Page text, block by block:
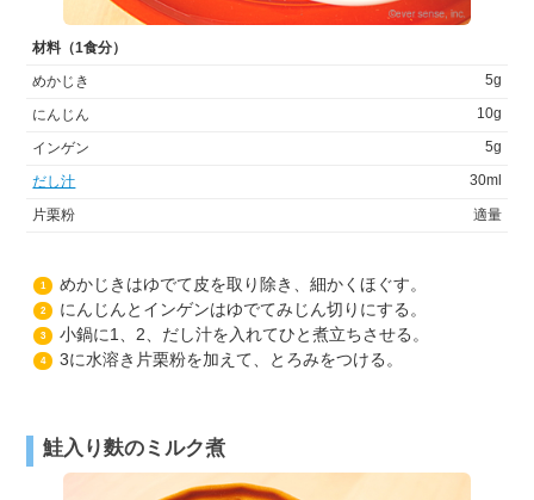
材料（1食分）
めかじき
5g
にんじん 10g
インゲン 5g
だし汁 30ml
片栗粉 適量
1 めかじきはゆでて皮を取り除き、細かくほぐす。
2 にんじんとインゲンはゆでてみじん切りにする。
3 小鍋に1、2、だし汁を入れてひと煮立ちさせる。
4 3に水溶き片栗粉を加えて、とろみをつける。
鮭入り麩のミルク煮